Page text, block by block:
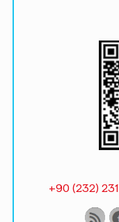
+90 (232)